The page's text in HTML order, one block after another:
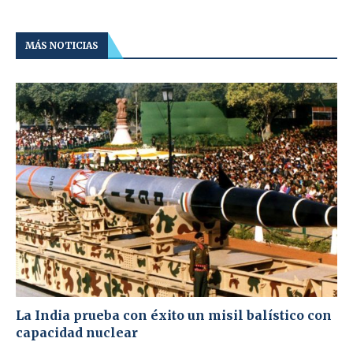
MÁS NOTICIAS
La India prueba con éxito un misil balístico con
capacidad nuclear